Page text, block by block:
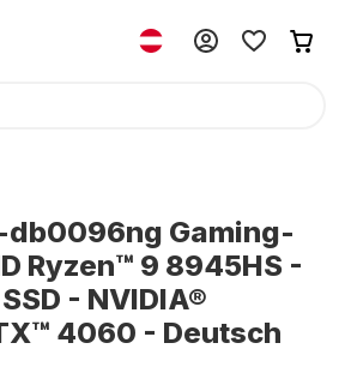
db0096ng Gaming-
Ryzen™ 9 8945HS -
- NVIDIA®
4060 - Deutsch